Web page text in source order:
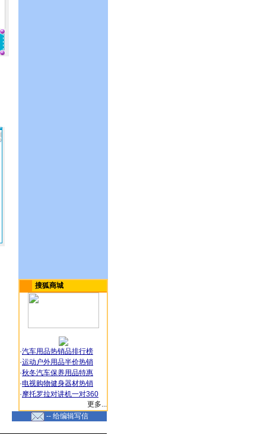
搜狐商城
·汽车用品热销品排行榜
·运动户外用品半价热销
·秋冬汽车保养用品特惠
·电视购物健身器材热销
·摩托罗拉对讲机一对360
更多...
-- 给编辑写信